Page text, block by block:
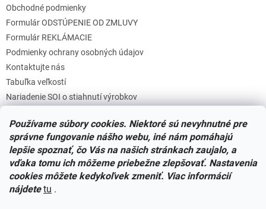
Používame súbory cookies. Niektoré sú nevyhnutné pre
správne fungovanie nášho webu, iné nám pomáhajú
lepšie spoznať, čo Vás na našich stránkach zaujalo, a
vďaka tomu ich môžeme priebežne zlepšovať. Nastavenia
cookies môžete kedykoľvek zmeniť. Viac informácií
nájdete tu .
Obchodné podmienky
Formulár ODSTÚPENIE OD ZMLUVY
Formulár REKLÁMACIE
Podmienky ochrany osobných údajov
Kontaktujte nás
Tabuľka veľkostí
Nariadenie SOI o stiahnutí výrobkov
Zásady súborov COOKIES
Facebook